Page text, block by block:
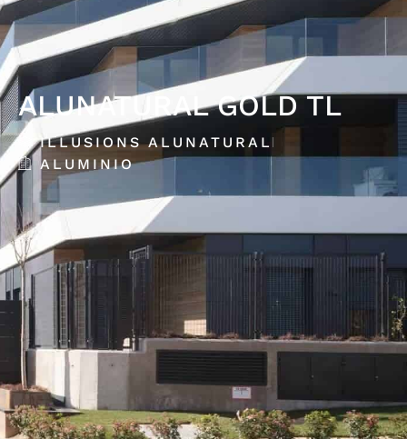
ALUNATURAL GOLD TL
ILLUSIONS ALUNATURAL
ALUMINIO